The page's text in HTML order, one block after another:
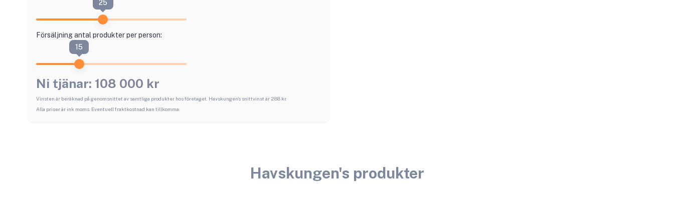
25
Försäljning antal produkter per person:
15
Ni tjänar: 108 000 kr
Vinsten är beräknad på genomsnittet av samtliga produkter hos företaget. Havskungen's snittvinst är 288 kr.
Alla priser är ink moms. Eventuell fraktkostnad kan tillkomma.
Havskungen's produkter